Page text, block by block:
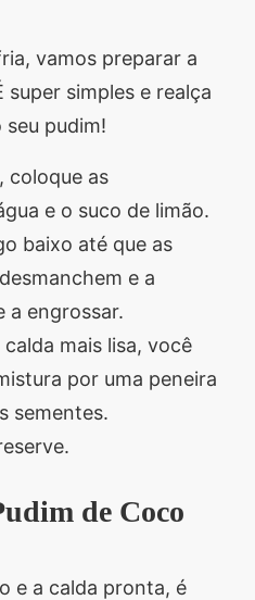
vamos preparar a
super simples e realça
seu pudim!
coloque as
e o suco de limão.
baixo até que as
e a
a engrossar.
mais lisa, você
por uma peneira
sementes.
de Coco
e a calda pronta, é